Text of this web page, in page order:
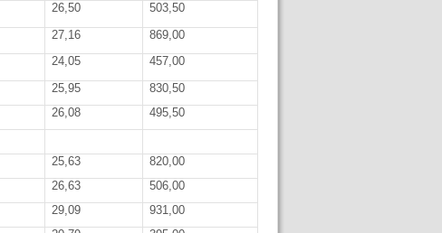
26,50
503,50
27,16
869,00
24,05
457,00
25,95
830,50
26,08
495,50
25,63
820,00
26,63
506,00
29,09
931,00